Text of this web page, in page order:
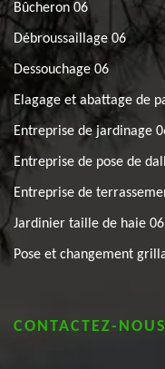
Bûcheron 06
Débroussaillage 06
Dessouchage 06
Elagage et abattage de
Entreprise de jardinage
Entreprise de pose de
Entreprise de
Jardinier taille de haie 06
Pose et changement
CONTACTEZ-NOUS